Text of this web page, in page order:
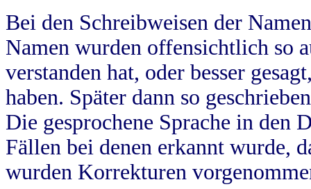
Bei den Schreibweisen der
Namen wurden offensichtlich so
verstanden hat, oder besser
haben. Später dann so
Die gesprochene Sprache in
Fällen bei denen erkannt wurde,
wurden Korrekturen